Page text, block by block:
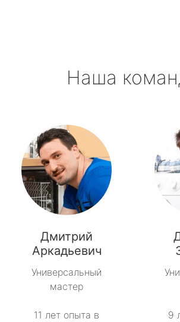
Наша
Дмитрий
Аркадьевич
Универсальный
мастер
11 лет опыта в
9